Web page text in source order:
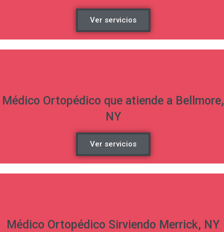
Ver servicios
Médico Ortopédico que atiende a Bellmore,
NY
Ver servicios
Médico Ortopédico Sirviendo Merrick, NY